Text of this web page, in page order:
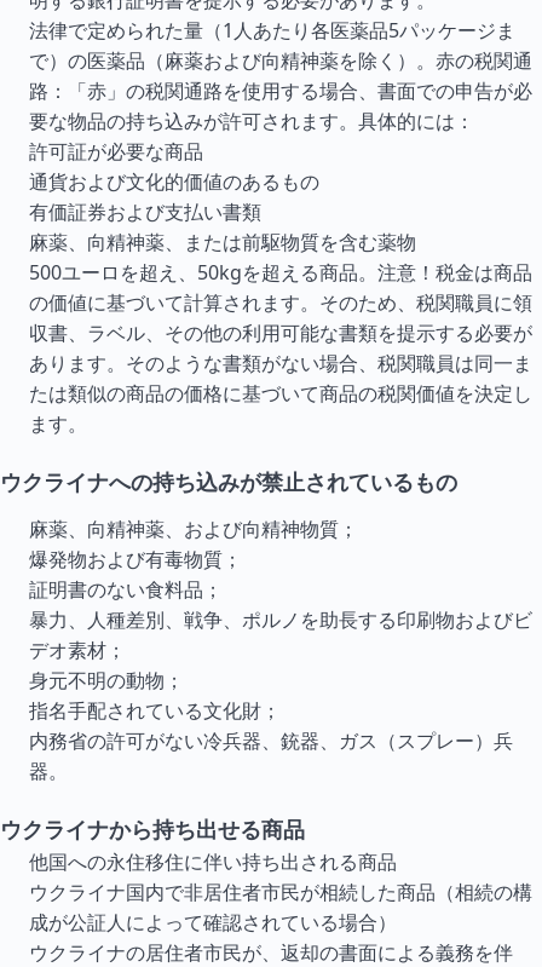
法律で定められた量（1人あたり各医薬品5パッケージま
で）の医薬品（麻薬および向精神薬を除く）。赤の税関通
路：「赤」の税関通路を使用する場合、書面での申告が必
要な物品の持ち込みが許可されます。具体的には：
許可証が必要な商品
通貨および文化的価値のあるもの
有価証券および支払い書類
麻薬、向精神薬、または前駆物質を含む薬物
500ユーロを超え、50kgを超える商品。注意！税金は商品
の価値に基づいて計算されます。そのため、税関職員に領
収書、ラベル、その他の利用可能な書類を提示する必要が
あります。そのような書類がない場合、税関職員は同一ま
たは類似の商品の価格に基づいて商品の税関価値を決定し
ます。
ウクライナへの持ち込みが禁止されているもの
麻薬、向精神薬、および向精神物質；
爆発物および有毒物質；
証明書のない食料品；
暴力、人種差別、戦争、ポルノを助長する印刷物およびビ
デオ素材；
身元不明の動物；
指名手配されている文化財；
内務省の許可がない冷兵器、銃器、ガス（スプレー）兵
器。
ウクライナから持ち出せる商品
他国への永住移住に伴い持ち出される商品
ウクライナ国内で非居住者市民が相続した商品（相続の構
成が公証人によって確認されている場合）
ウクライナの居住者市民が、返却の書面による義務を伴